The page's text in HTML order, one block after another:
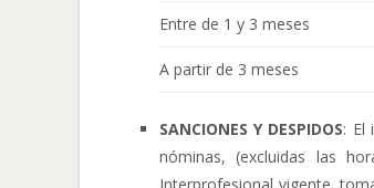
Entre de 1 y 3 meses
A partir de 3 meses
SANCIONES Y DESPIDOS: El
nóminas, (excluidas las